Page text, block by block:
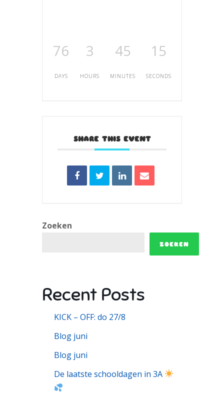
76
DAYS
3
HOURS
45
MINUTES
15
SECONDS
SHARE THIS EVENT
Zoeken
ZOEKEN
Recent Posts
KICK – OFF: do 27/8
Blog juni
Blog juni
De laatste schooldagen in 3A